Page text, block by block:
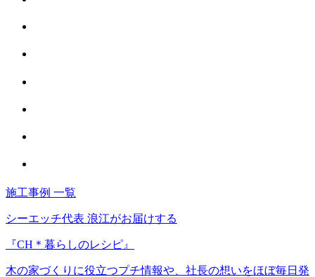
施工事例 一覧
シーエッチ代表 浪江がお届けする
『CH＊暮らしのレシピ』
木の家づくりに役立つプチ情報や、社長の想いをほぼ毎日発